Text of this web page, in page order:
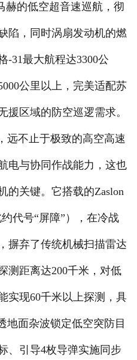
赫的低空超音速巡航，彻
陷，同时涡扇发动机的燃
-31最大航程达3300公
公里以上，完美适配苏
援区域的防空巡逻需求。
不止于极致的高空高速
电与协同作战能力，这也
的关键。它搭载的Zaslon
代号“屏障”），在冷战
摒弃了传统机械扫描雷达
测距离达200千米，对低
实现60千米以上探测，具
地面杂波锁定低空突防目
、引导4枚导弹实施同步